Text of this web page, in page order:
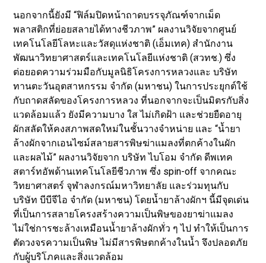
นอกจากนี้ยังมี “ฟิล์มปิดหน้าถาดบรรจุภัณฑ์จากเม็ด
พลาสติกที่ย่อยสลายได้ทางชีวภาพ” ผลงานวิจัยจากศูนย์
เทคโนโลยีโลหะและวัสดุแห่งชาติ (เอ็มเทค) สำนักงาน
พัฒนาวิทยาศาสตร์และเทคโนโลยีแห่งชาติ (สวทช.) ซึ่ง
ต่อยอดความร่วมมือกับมูลนิธิโครงการหลวงและ บริษัท
ทานตะวันอุตสาหกรรม จำกัด (มหาชน) ในการประยุกต์ใช้
กับถาดสลัดของโครงการหลวง ที่นอกจากจะเป็นมิตรกับสิ่ง
แวดล้อมแล้ว ยังมีความบาง ใส ไม่เกิดฝ้า และช่วยยืดอายุ
ผักสลัดให้คงสภาพสดใหม่ในชั้นวางจำหน่าย และ “นํ้ายา
ล้างผักจากเอนไซม์สลายสารพิษฆ่าแมลงที่ตกค้างในผัก
และผลไม้” ผลงานวิจัยจาก บริษัท ไบโอม จำกัด ดีพเทค
สตาร์ทอัพด้านเทคโนโลยีชีวภาพ ซึ่ง spin-off จากคณะ
วิทยาศาสตร์ จุฬาลงกรณ์มหาวิทยาลัย และร่วมทุนกับ
บริษัท บีบีจีไอ จำกัด (มหาชน) โดยน้ำยาล้างผักฯ นี้มีจุดเด่น
ที่เป็นการสลายโครงสร้างความเป็นพิษของยาฆ่าแมลง
ไม่ใช่การชะล้างเหมือนน้ำยาล้างผักทั่ว ๆ ไป ทำให้เป็นการ
ตัดวงจรความเป็นพิษ ไม่มีสารพิษตกค้างในน้ำ จึงปลอดภัย
กับผู้บริโภคและสิ่งแวดล้อม